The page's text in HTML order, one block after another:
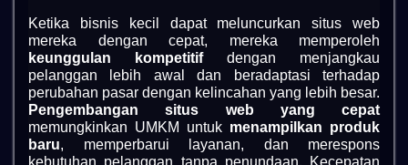
Ketika bisnis kecil dapat meluncurkan situs web
mereka dengan cepat, mereka memperoleh
keunggulan kompetitifdengan menjangkau
pelanggan lebih awal dan beradaptasi terhadap
perubahan pasar dengan kelincahan yang lebih besar.
Pengembangan situs web yang cepat
memungkinkan UMKM untuk menampilkan produk
baru, memperbarui layanan, dan merespons
kebutuhan pelanggan tanpa penundaan. Kecepatan